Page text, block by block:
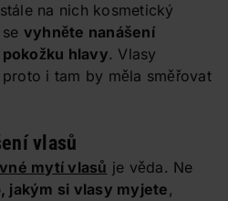
na nich kosmetický
vyhněte nanášení
hlavy. Vlasy
i tam by měla směřovat
vlasů
mytí vlasů je věda. Ne
jakým si vlasy myjete,